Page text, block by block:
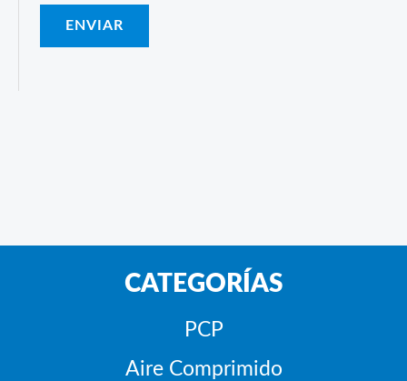
CATEGORÍAS
PCP
Aire Comprimido